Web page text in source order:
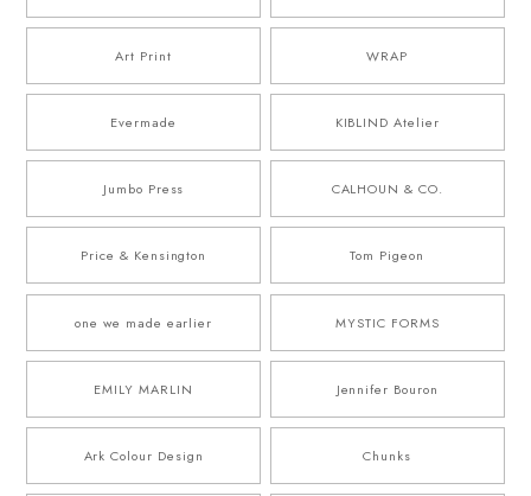
Art Print WRAP
Evermade KIBLIND Atelier
Jumbo Press CALHOUN & CO.
Price & Kensington Tom Pigeon
one we made earlier MYSTIC FORMS
EMILY MARLIN Jennifer Bouron
Ark Colour Design Chunks